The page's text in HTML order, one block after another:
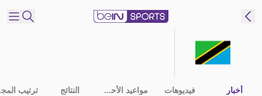
اللغة EN ع
أخبار فيديوهات مواعيد الأحداث النتائج